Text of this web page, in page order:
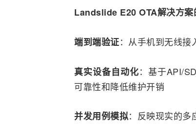
Landslide E20 OTA解决方案
端到端验证：从手机到无线接
真实设备自动化：基于API/
可靠性和降低维护开销
并发用例模拟：反映现实的